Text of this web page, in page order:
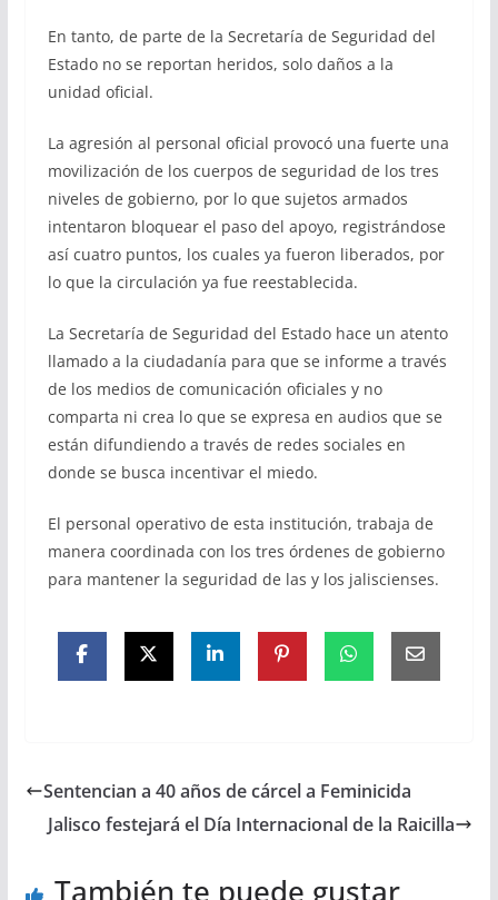
En tanto, de parte de la Secretaría de Seguridad del
Estado no se reportan heridos, solo daños a la
unidad oficial.
La agresión al personal oficial provocó una fuerte una
movilización de los cuerpos de seguridad de los tres
niveles de gobierno, por lo que sujetos armados
intentaron bloquear el paso del apoyo, registrándose
así cuatro puntos, los cuales ya fueron liberados, por
lo que la circulación ya fue reestablecida.
La Secretaría de Seguridad del Estado hace un atento
llamado a la ciudadanía para que se informe a través
de los medios de comunicación oficiales y no
comparta ni crea lo que se expresa en audios que se
están difundiendo a través de redes sociales en
donde se busca incentivar el miedo.
El personal operativo de esta institución, trabaja de
manera coordinada con los tres órdenes de gobierno
para mantener la seguridad de las y los jaliscienses.
Sentencian a 40 años de cárcel a Feminicida
Jalisco festejará el Día Internacional de la Raicilla
También te puede gustar